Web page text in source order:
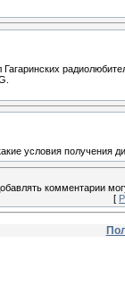
условия получения
комментарии
[